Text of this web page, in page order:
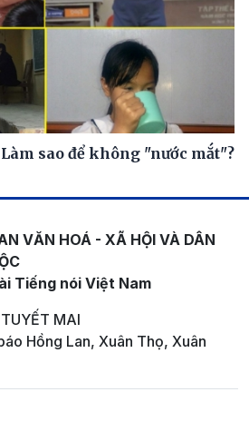
sao để không "nước mắt"?
VĂN HOÁ - XÃ HỘI VÀ DÂN
Tiếng nói Việt Nam
MAI
Hồng Lan, Xuân Thọ, Xuân